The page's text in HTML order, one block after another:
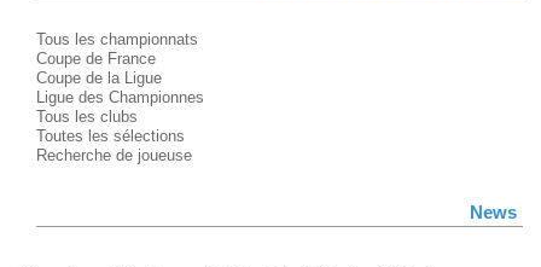
Tous les championnats
Coupe de France
Coupe de la Ligue
Ligue des Championnes
Tous les clubs
Toutes les sélections
Recherche de joueuse
News